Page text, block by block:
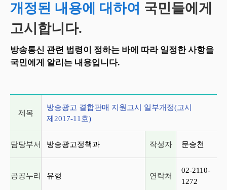
개정된 내용에 대하여 국민들에게
고시합니다.
방송통신 관련 법령이 정하는 바에 따라 일정한 사항을
국민에게 알리는 내용입니다.
제목
방송광고 결합판매 지원고시 일부개정(고시
제2017-11호)
담당부서 방송광고정책과 작성자 문승천
공공누리 유형 연락처
02-2110-
1272